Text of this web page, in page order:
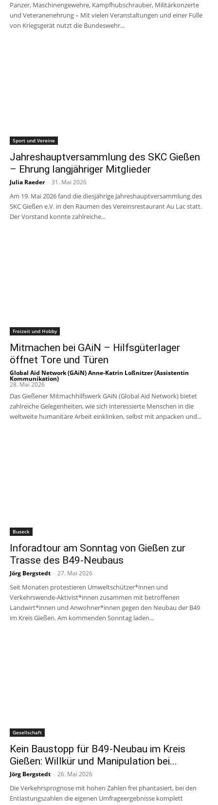
Panzer, Maschinengewehre, Kampfhubschrauber, Militärkonzerte
und Veteranenehrung – Mit vielen Veranstaltungen und einer Fülle
von Kriegsgerät nutzt die Bundeswehr...
Sport und Vereine
Jahreshauptversammlung des SKC Gießen
– Ehrung langjähriger Mitglieder
Julia Raeder - 31. Mai 2026
Am 19. Mai 2026 fand die diesjährige Jahreshauptversammlung des
SKC Gießen e.V. in den Räumen des Vereinsrestaurant Au Lac statt.
Der Vorstand konnte zahlreiche...
Freizeit und Hobby
Mitmachen bei GAiN – Hilfsgüterlager
öffnet Tore und Türen
Global Aid Network (GAiN) Anne-Katrin Loßnitzer (Assistentin
Kommunikation) -
28. Mai 2026
Das Gießener Mitmachhilfswerk GAiN (Global Aid Network) bietet
zahlreiche Gelegenheiten, wie sich interessierte Menschen in die
weltweite humanitäre Arbeit einklinken, selbst mit anpacken und...
Buseck
Inforadtour am Sonntag von Gießen zur
Trasse des B49-Neubaus
Jörg Bergstedt - 27. Mai 2026
Seit Monaten protestieren Umweltschützer*innen und
Verkehrswende-Aktivist*innen zusammen mit betroffenen
Landwirt*innen und Anwohner*innen gegen den Neubau der B49
im Kreis Gießen. Am kommenden Sonntag laden...
Gesellschaft
Kein Baustopp für B49-Neubau im Kreis
Gießen: Willkür und Manipulation bei...
Jörg Bergstedt - 26. Mai 2026
Die Verkehrsprognose mit hohen Zahlen frei phantasiert, bei den
Entlastungszahlen die eigenen Umfrageergebnisse komplett